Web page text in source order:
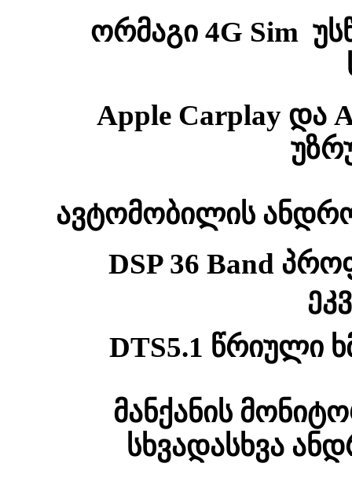
ორმაგი 4G Sim
Apple Carplay და
ავტომობილის
DSP 36 Band
DTS5.1 წრიული
მანქანის
სხვადასხვა